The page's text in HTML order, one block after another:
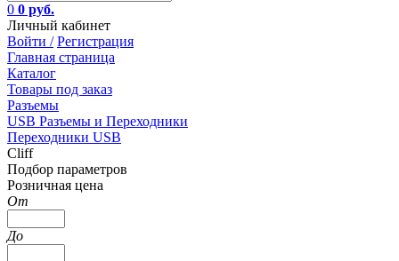
0 0 руб.
Личный кабинет
Войти / Регистрация
Главная страница
Каталог
Товары под заказ
Разъемы
USB Разъемы и Переходники
Переходники USB
Cliff
Подбор параметров
Розничная цена
От
До